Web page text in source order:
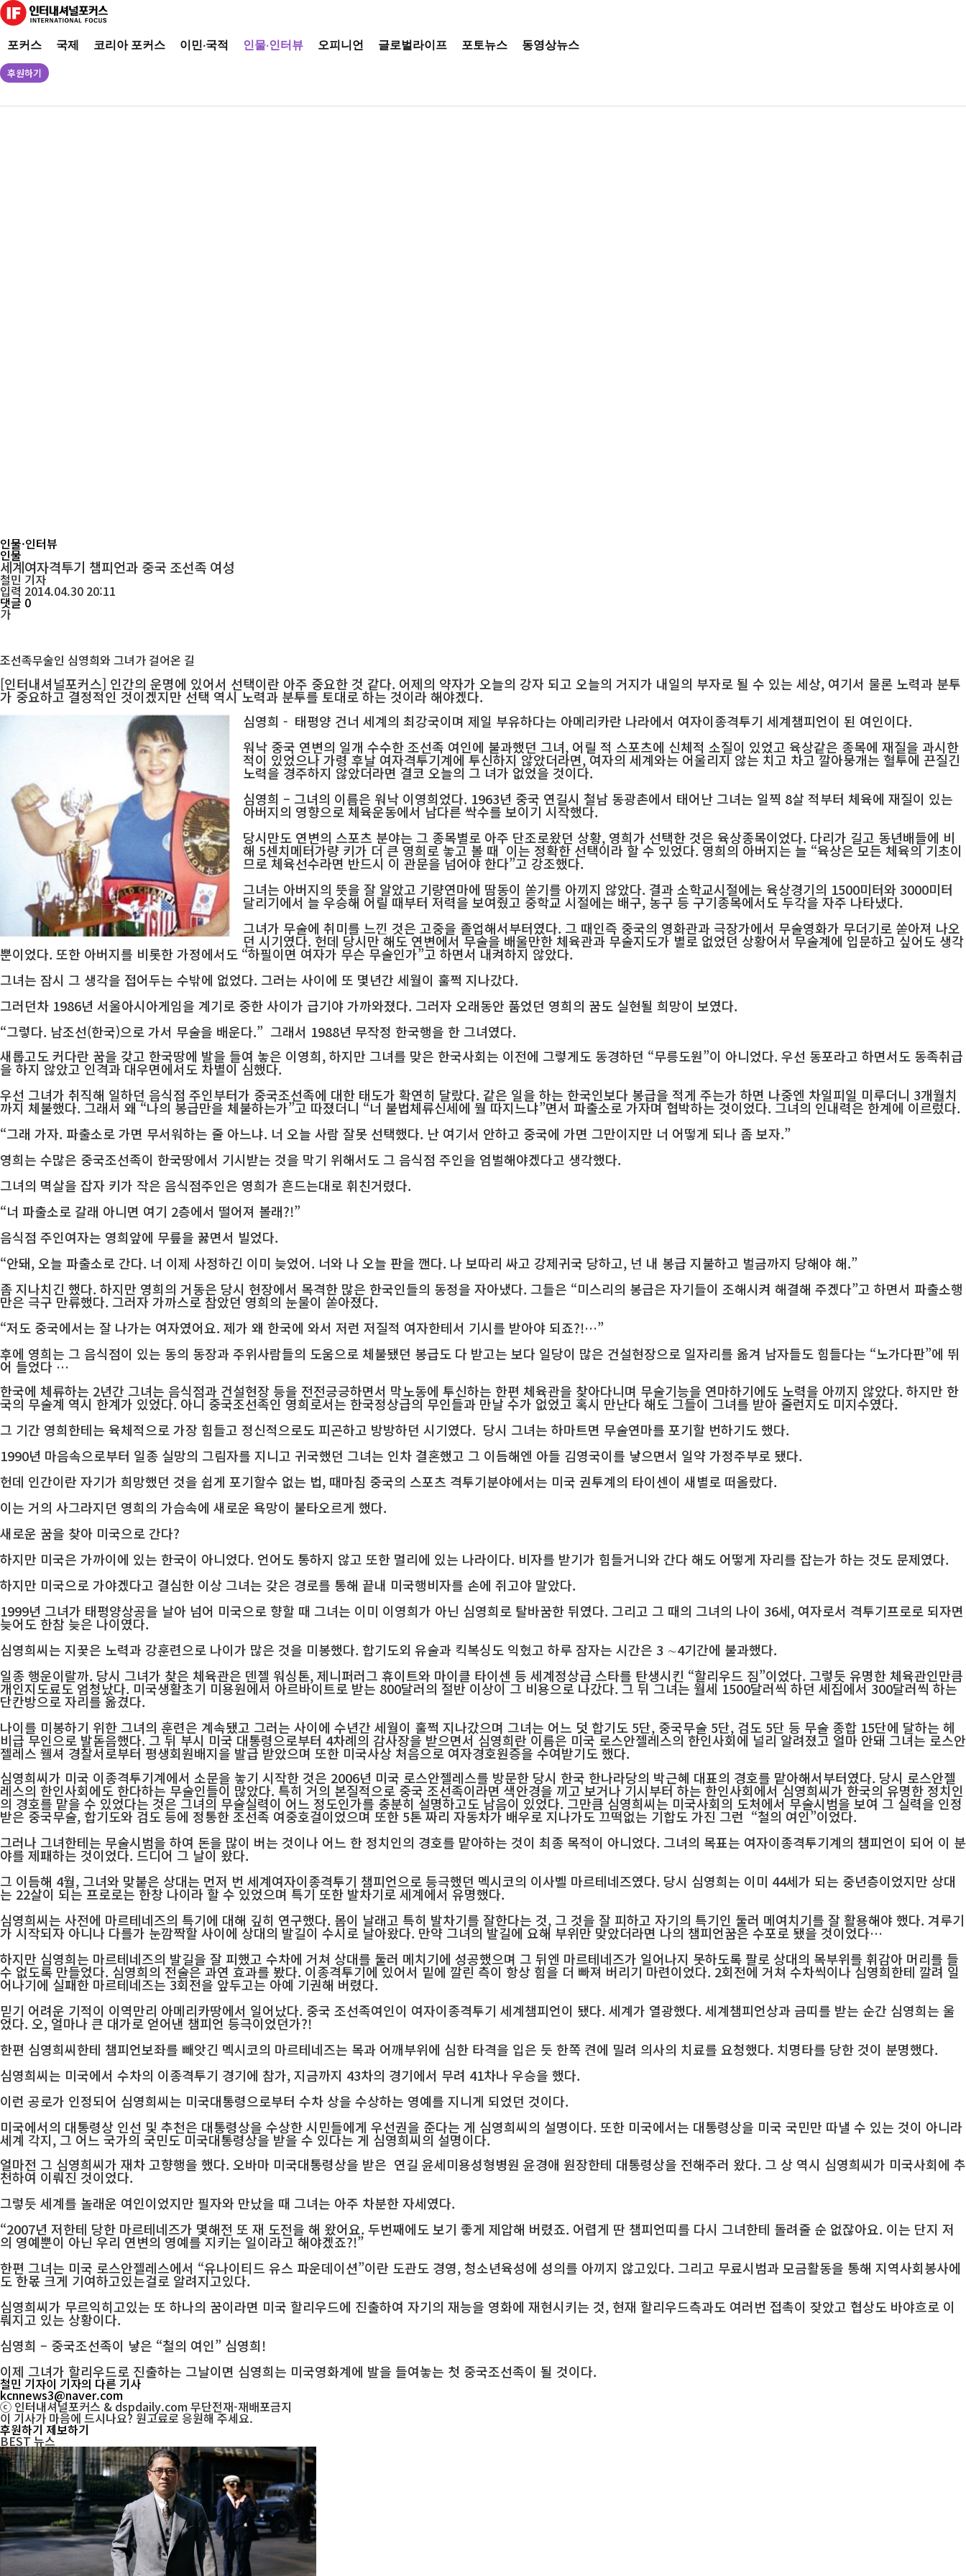
포커스 국제 코리아 포커스 이민·국적 인물·인터뷰 오피니언 글로벌라이프 포토뉴스 동영상뉴스
후원하기
인물·인터뷰
인물
세계여자격투기 챔피언과 중국 조선족 여성
철민기자
입력 2014.04.30 20:11
댓글 0
가
조선족무술인 심영희와 그녀가 걸어온 길
[인터내셔널포커스] 인간의 운명에 있어서 선택이란 아주 중요한 것 같다. 어제의 약자가 오늘의 강자 되고 오늘의 거지가 내일의 부자로 될 수 있는 세상, 여기서 물론 노력과 분투
가 중요하고 결정적인 것이겠지만 선택 역시 노력과 분투를 토대로 하는 것이라 해야겠다.
심영희 - 태평양 건너 세계의 최강국이며 제일 부유하다는 아메리카란 나라에서 여자이종격투기 세계챔피언이 된 여인이다.
워낙 중국 연변의 일개 수수한 조선족 여인에 불과했던 그녀, 어릴 적 스포츠에 신체적 소질이 있었고 육상같은 종목에 재질을 과시한
적이 있었으나 가령 후날 여자격투기계에 투신하지 않았더라면, 여자의 세계와는 어울리지 않는 치고 차고 깔아뭉개는 혈투에 끈질긴
노력을 경주하지 않았더라면 결코 오늘의 그 녀가 없었을 것이다.
심영희 – 그녀의 이름은 워낙 이영희었다. 1963년 중국 연길시 철남 동광촌에서 태어난 그녀는 일찍 8살 적부터 체육에 재질이 있는
아버지의 영향으로 체육운동에서 남다른 싹수를 보이기 시작했다.
당시만도 연변의 스포츠 분야는 그 종목별로 아주 단조로왔던 상황, 영희가 선택한 것은 육상종목이었다. 다리가 길고 동년배들에 비
해 5센치메터가량 키가 더 큰 영희로 놓고 볼 때 이는 정확한 선택이라 할 수 있었다. 영희의 아버지는 늘 “육상은 모든 체육의 기초이
므로 체육선수라면 반드시 이 관문을 넘어야 한다”고 강조했다.
그녀는 아버지의 뜻을 잘 알았고 기량연마에 땀동이 쏟기를 아끼지 않았다. 결과 소학교시절에는 육상경기의 1500미터와 3000미터
달리기에서 늘 우승해 어릴 때부터 저력을 보여줬고 중학교 시절에는 배구, 농구 등 구기종목에서도 두각을 자주 나타냈다.
그녀가 무술에 취미를 느낀 것은 고중을 졸업해서부터였다. 그 때인즉 중국의 영화관과 극장가에서 무술영화가 무더기로 쏟아져 나오
던 시기였다. 헌데 당시만 해도 연변에서 무술을 배울만한 체육관과 무술지도가 별로 없었던 상황어서 무술계에 입문하고 싶어도 생각
뿐이었다. 또한 아버지를 비롯한 가정에서도 “하필이면 여자가 무슨 무술인가”고 하면서 내켜하지 않았다.
그녀는 잠시 그 생각을 접어두는 수밖에 없었다. 그러는 사이에 또 몇년간 세월이 훌쩍 지나갔다.
그러던차 1986년 서울아시아게임을 계기로 중한 사이가 급기야 가까와졌다. 그러자 오래동안 품었던 영희의 꿈도 실현될 희망이 보였다.
“그렇다. 남조선(한국)으로 가서 무술을 배운다.” 그래서 1988년 무작정 한국행을 한 그녀였다.
새롭고도 커다란 꿈을 갖고 한국땅에 발을 들여 놓은 이영희, 하지만 그녀를 맞은 한국사회는 이전에 그렇게도 동경하던 “무릉도원”이 아니었다. 우선 동포라고 하면서도 동족취급
을 하지 않았고 인격과 대우면에서도 차별이 심했다.
우선 그녀가 취직해 일하던 음식점 주인부터가 중국조선족에 대한 태도가 확연히 달랐다. 같은 일을 하는 한국인보다 봉급을 적게 주는가 하면 나중엔 차일피일 미루더니 3개월치
까지 체불했다. 그래서 왜 “나의 봉급만을 체불하는가”고 따졌더니 “너 불법체류신세에 뭘 따지느냐”면서 파출소로 가자며 협박하는 것이었다. 그녀의 인내력은 한계에 이르렀다.
“그래 가자. 파출소로 가면 무서워하는 줄 아느냐. 너 오늘 사람 잘못 선택했다. 난 여기서 안하고 중국에 가면 그만이지만 너 어떻게 되나 좀 보자.”
영희는 수많은 중국조선족이 한국땅에서 기시받는 것을 막기 위해서도 그 음식점 주인을 엄벌해야겠다고 생각했다.
그녀의 멱살을 잡자 키가 작은 음식점주인은 영희가 흔드는대로 휘친거렸다.
“너 파출소로 갈래 아니면 여기 2층에서 떨어져 볼래?!”
음식점 주인여자는 영희앞에 무릎을 꿇면서 빌었다.
“안돼, 오늘 파출소로 간다. 너 이제 사정하긴 이미 늦었어. 너와 나 오늘 판을 깬다. 나 보따리 싸고 강제귀국 당하고, 넌 내 봉급 지불하고 벌금까지 당해야 해.”
좀 지나치긴 했다. 하지만 영희의 거동은 당시 현장에서 목격한 많은 한국인들의 동정을 자아냈다. 그들은 “미스리의 봉급은 자기들이 조해시켜 해결해 주겠다”고 하면서 파출소행
만은 극구 만류했다. 그러자 가까스로 참았던 영희의 눈물이 쏟아졌다.
“저도 중국에서는 잘 나가는 여자였어요. 제가 왜 한국에 와서 저런 저질적 여자한테서 기시를 받아야 되죠?!…”
후에 영희는 그 음식점이 있는 동의 동장과 주위사람들의 도움으로 체불됐던 봉급도 다 받고는 보다 일당이 많은 건설현장으로 일자리를 옮겨 남자들도 힘들다는 “노가다판”에 뛰
어 들었다 …
한국에 체류하는 2년간 그녀는 음식점과 건설현장 등을 전전긍긍하면서 막노동에 투신하는 한편 체육관을 찾아다니며 무술기능을 연마하기에도 노력을 아끼지 않았다. 하지만 한
국의 무술계 역시 한계가 있었다. 아니 중국조선족인 영희로서는 한국정상급의 무인들과 만날 수가 없었고 혹시 만난다 해도 그들이 그녀를 받아 줄런지도 미지수였다.
그 기간 영희한테는 육체적으로 가장 힘들고 정신적으로도 피곤하고 방방하던 시기였다. 당시 그녀는 하마트면 무술연마를 포기할 번하기도 했다.
1990년 마음속으로부터 일종 실망의 그림자를 지니고 귀국했던 그녀는 인차 결혼했고 그 이듬해엔 아들 김영국이를 낳으면서 일약 가정주부로 됐다.
헌데 인간이란 자기가 희망했던 것을 쉽게 포기할수 없는 법, 때마침 중국의 스포츠 격투기분야에서는 미국 권투계의 타이센이 새별로 떠올랐다.
이는 거의 사그라지던 영희의 가슴속에 새로운 욕망이 불타오르게 했다.
새로운 꿈을 찾아 미국으로 간다?
하지만 미국은 가까이에 있는 한국이 아니었다. 언어도 통하지 않고 또한 멀리에 있는 나라이다. 비자를 받기가 힘들거니와 간다 해도 어떻게 자리를 잡는가 하는 것도 문제였다.
하지만 미국으로 가야겠다고 결심한 이상 그녀는 갖은 경로를 통해 끝내 미국행비자를 손에 쥐고야 말았다.
1999년 그녀가 태평양상공을 날아 넘어 미국으로 향할 때 그녀는 이미 이영희가 아닌 심영희로 탈바꿈한 뒤였다. 그리고 그 때의 그녀의 나이 36세, 여자로서 격투기프로로 되자면
늦어도 한참 늦은 나이였다.
심영희씨는 지꿎은 노력과 강훈련으로 나이가 많은 것을 미봉했다. 합기도외 유술과 킥복싱도 익혔고 하루 잠자는 시간은 3 ∼4기간에 불과했다.
일종 행운이랄까. 당시 그녀가 찾은 체육관은 덴젤 워싱톤, 제니퍼러그 휴이트와 마이클 타이센 등 세계정상급 스타를 탄생시킨 “할리우드 짐”이었다. 그렇듯 유명한 체육관인만큼
개인지도료도 엄청났다. 미국생활초기 미용원에서 아르바이트로 받는 800달러의 절반 이상이 그 비용으로 나갔다. 그 뒤 그녀는 월세 1500달러씩 하던 세집에서 300달러씩 하는
단칸방으로 자리를 옮겼다.
나이를 미봉하기 위한 그녀의 훈련은 계속됐고 그러는 사이에 수년간 세월이 훌쩍 지나갔으며 그녀는 어느 덧 합기도 5단, 중국무술 5단, 검도 5단 등 무술 종합 15단에 달하는 헤
비급 무인으로 발돋음했다. 그 뒤 부시 미국 대통령으로부터 4차례의 감사장을 받으면서 심영희란 이름은 미국 로스안젤레스의 한인사회에 널리 알려졌고 얼마 안돼 그녀는 로스안
젤레스 웰셔 경찰서로부터 평생회원배지을 발급 받았으며 또한 미국사상 처음으로 여자경호원증을 수여받기도 했다.
심영희씨가 미국 이종격투기계에서 소문을 놓기 시작한 것은 2006년 미국 로스안젤레스를 방문한 당시 한국 한나라당의 박근혜 대표의 경호를 맡아해서부터였다. 당시 로스안젤
레스의 한인사회에도 한다하는 무술인들이 많았다. 특히 거의 본질적으로 중국 조선족이라면 색안경을 끼고 보거나 기시부터 하는 한인사회에서 심영희씨가 한국의 유명한 정치인
의 경호를 맡을 수 있었다는 것은 그녀의 무술실력이 어느 정도인가를 충분히 설명하고도 남음이 있었다. 그만큼 심영희씨는 미국사회의 도처에서 무술시범을 보여 그 실력을 인정
받은 중국무술, 합기도와 검도 등에 정통한 조선족 여중호걸이었으며 또한 5톤 짜리 자동차가 배우로 지나가도 끄떡없는 기합도 가진 그런 “철의 여인”이었다.
그러나 그녀한테는 무술시범을 하여 돈을 많이 버는 것이나 어느 한 정치인의 경호를 맡아하는 것이 최종 목적이 아니었다. 그녀의 목표는 여자이종격투기계의 챔피언이 되어 이 분
야를 제패하는 것이었다. 드디어 그 날이 왔다.
그 이듬해 4월, 그녀와 맞붙은 상대는 먼저 번 세계여자이종격투기 챔피언으로 등극했던 멕시코의 이사벨 마르테네즈였다. 당시 심영희는 이미 44세가 되는 중년층이었지만 상대
는 22살이 되는 프로로는 한창 나이라 할 수 있었으며 특기 또한 발차기로 세계에서 유명했다.
심영희씨는 사전에 마르테네즈의 특기에 대해 깊히 연구했다. 몸이 날래고 특히 발차기를 잘한다는 것, 그 것을 잘 피하고 자기의 특기인 둘러 메여치기를 잘 활용해야 했다. 겨루기
가 시작되자 아니나 다를가 눈깜짝할 사이에 상대의 발길이 수시로 날아왔다. 만약 그녀의 발길에 요해 부위만 맞았더라면 나의 챔피언꿈은 수포로 됐을 것이었다…
하지만 심영희는 마르테네즈의 발길을 잘 피했고 수차에 거쳐 상대를 둘러 메치기에 성공했으며 그 뒤엔 마르테네즈가 일어나지 못하도록 팔로 상대의 목부위를 휘감아 머리를 들
수 없도록 만들었다. 심영희의 전술은 과연 효과를 봤다. 이종격투기에 있어서 밑에 깔린 측이 항상 힘을 더 빠져 버리기 마련이었다. 2회전에 거쳐 수차씩이나 심영희한테 깔려 일
어나기에 실패한 마르테네즈는 3회전을 앞두고는 아예 기권해 버렸다.
믿기 어려운 기적이 이역만리 아메리카땅에서 일어났다. 중국 조선족여인이 여자이종격투기 세계챔피언이 됐다. 세계가 열광했다. 세계챔피언상과 금띠를 받는 순간 심영희는 울
었다. 오, 얼마나 큰 대가로 얻어낸 챔피언 등극이었던가?!
한편 심영희씨한테 챔피언보좌를 빼앗긴 멕시코의 마르테네즈는 목과 어깨부위에 심한 타격을 입은 듯 한쪽 켠에 밀려 의사의 치료를 요청했다. 치명타를 당한 것이 분명했다.
심영희씨는 미국에서 수차의 이종격투기 경기에 참가, 지금까지 43차의 경기에서 무려 41차나 우승을 했다.
이런 공로가 인정되어 심영희씨는 미국대통령으로부터 수차 상을 수상하는 영예를 지니게 되었던 것이다.
미국에서의 대통령상 인선 및 추천은 대통령상을 수상한 시민들에게 우선권을 준다는 게 심영희씨의 설명이다. 또한 미국에서는 대통령상을 미국 국민만 따낼 수 있는 것이 아니라
세계 각지, 그 어느 국가의 국민도 미국대통령상을 받을 수 있다는 게 심영희씨의 설명이다.
얼마전 그 심영희씨가 재차 고향행을 했다. 오바마 미국대통령상을 받은 연길 윤세미용성형병원 윤경애 원장한테 대통령상을 전해주러 왔다. 그 상 역시 심영희씨가 미국사회에 추
천하여 이뤄진 것이었다.
그렇듯 세계를 놀래운 여인이었지만 필자와 만났을 때 그녀는 아주 차분한 자세였다.
“2007년 저한테 당한 마르테네즈가 몇해전 또 재 도전을 해 왔어요. 두번째에도 보기 좋게 제압해 버렸죠. 어렵게 딴 챔피언띠를 다시 그녀한테 돌려줄 순 없잖아요. 이는 단지 저
의 영예뿐이 아닌 우리 연변의 영예를 지키는 일이라고 해야겠죠?!”
한편 그녀는 미국 로스안젤레스에서 “유나이티드 유스 파운데이션”이란 도관도 경영, 청소년육성에 성의를 아끼지 않고있다. 그리고 무료시범과 모금활동을 통해 지역사회봉사에
도 한몫 크게 기여하고있는걸로 알려지고있다.
심영희씨가 무르익히고있는 또 하나의 꿈이라면 미국 할리우드에 진출하여 자기의 재능을 영화에 재현시키는 것, 현재 할리우드측과도 여러번 접촉이 잦았고 협상도 바야흐로 이
뤄지고 있는 상황이다.
심영희 – 중국조선족이 낳은 “철의 여인” 심영희!
이제 그녀가 할리우드로 진출하는 그날이면 심영희는 미국영화계에 발을 들여놓는 첫 중국조선족이 될 것이다.
철민 기자이 기자의 다른 기사
kcnnews3@naver.com
ⓒ 인터내셔널포커스 & dspdaily.com 무단전재-재배포금지
이 기사가 마음에 드시나요? 원고료로 응원해 주세요.
후원하기제보하기
BEST 뉴스